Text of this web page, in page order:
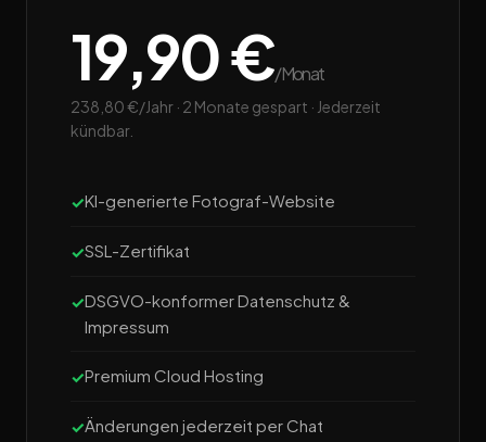
19,90 €/Monat
238,80 €/Jahr · 2 Monate gespart · Jederzeit
kündbar.
KI-generierte Fotograf-Website
SSL-Zertifikat
DSGVO-konformer Datenschutz &
Impressum
Premium Cloud Hosting
Änderungen jederzeit per Chat